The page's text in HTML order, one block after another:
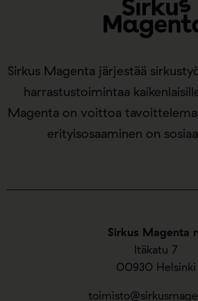
Sirkus Magenta
Itäkatu 7
00930 Helsinki
Sirkus Magenta järjestää
harrastustoimintaa
Magenta on voittoa
erityisosaaminen on